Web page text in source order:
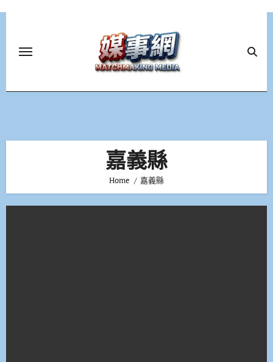
嘉義縣
Home 嘉義縣